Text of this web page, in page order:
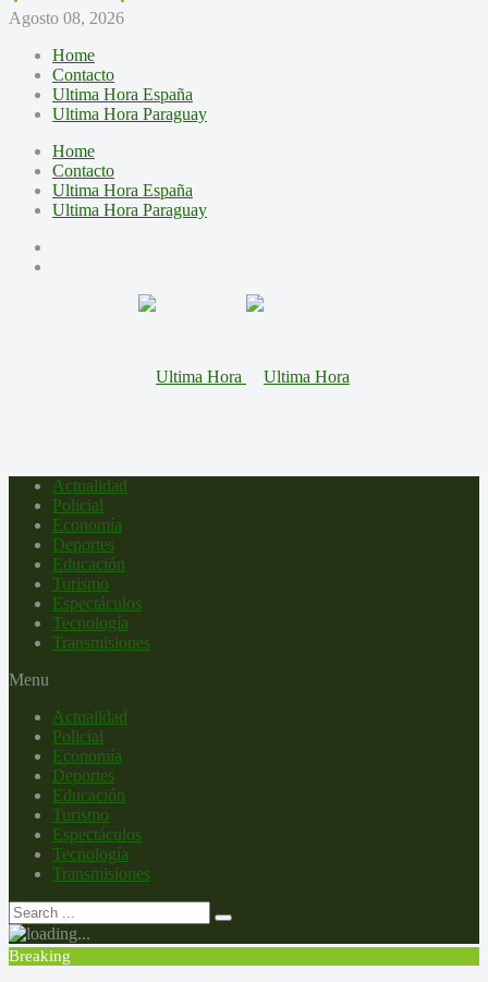
Agosto 08, 2026
Home
Contacto
Ultima Hora España
Ultima Hora Paraguay
Home
Contacto
Ultima Hora España
Ultima Hora Paraguay
Actualidad
Policial
Economía
Deportes
Educación
Turismo
Espectáculos
Tecnología
Transmisiones
Menu
Actualidad
Policial
Economía
Deportes
Educación
Turismo
Espectáculos
Tecnología
Transmisiones
Breaking